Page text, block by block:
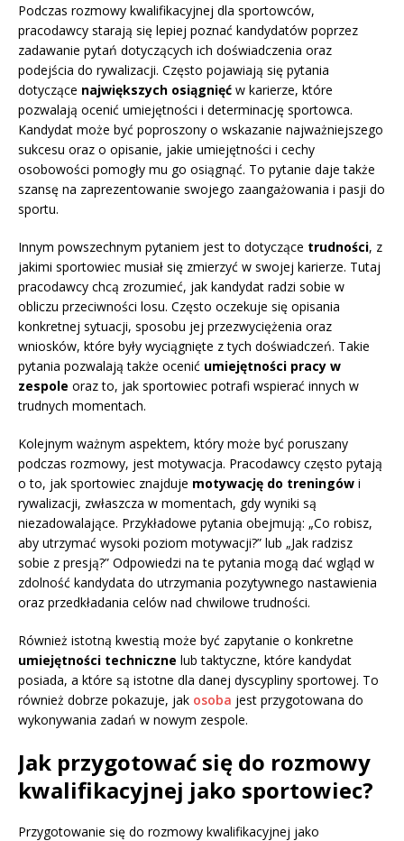
Podczas rozmowy kwalifikacyjnej dla sportowców,
pracodawcy starają się lepiej poznać kandydatów poprzez
zadawanie pytań dotyczących ich doświadczenia oraz
podejścia do rywalizacji. Często pojawiają się pytania
dotyczące największych osiągnięć w karierze, które
pozwalają ocenić umiejętności i determinację sportowca.
Kandydat może być poproszony o wskazanie najważniejszego
sukcesu oraz o opisanie, jakie umiejętności i cechy
osobowości pomogły mu go osiągnąć. To pytanie daje także
szansę na zaprezentowanie swojego zaangażowania i pasji do
sportu.
Innym powszechnym pytaniem jest to dotyczące trudności, z
jakimi sportowiec musiał się zmierzyć w swojej karierze. Tutaj
pracodawcy chcą zrozumieć, jak kandydat radzi sobie w
obliczu przeciwności losu. Często oczekuje się opisania
konkretnej sytuacji, sposobu jej przezwyciężenia oraz
wniosków, które były wyciągnięte z tych doświadczeń. Takie
pytania pozwalają także ocenić umiejętności pracy w
zespole oraz to, jak sportowiec potrafi wspierać innych w
trudnych momentach.
Kolejnym ważnym aspektem, który może być poruszany
podczas rozmowy, jest motywacja. Pracodawcy często pytają
o to, jak sportowiec znajduje motywację do treningów i
rywalizacji, zwłaszcza w momentach, gdy wyniki są
niezadowalające. Przykładowe pytania obejmują: „Co robisz,
aby utrzymać wysoki poziom motywacji?” lub „Jak radzisz
sobie z presją?” Odpowiedzi na te pytania mogą dać wgląd w
zdolność kandydata do utrzymania pozytywnego nastawienia
oraz przedkładania celów nad chwilowe trudności.
Również istotną kwestią może być zapytanie o konkretne
umiejętności techniczne lub taktyczne, które kandydat
posiada, a które są istotne dla danej dyscypliny sportowej. To
również dobrze pokazuje, jak osoba jest przygotowana do
wykonywania zadań w nowym zespole.
Jak przygotować się do rozmowy
kwalifikacyjnej jako sportowiec?
Przygotowanie się do rozmowy kwalifikacyjnej jako